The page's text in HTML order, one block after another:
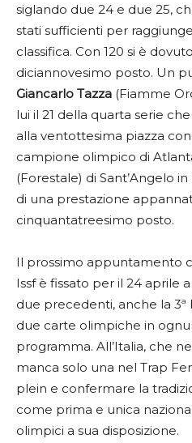
siglando due 24 e due 25,
stati sufficienti per
classifica. Con 120 si è
diciannovesimo posto. Un
Giancarlo Tazza (Fiamme
lui il 21 della quarta serie
alla ventottesima piazza con
campione olimpico di
(Forestale) di Sant’Angelo
di una prestazione
cinquantatreesimo posto.
Il prossimo appuntamento
Issf è fissato per il 24 aprile
due precedenti, anche la
due carte olimpiche in
programma. All’Italia, che
manca solo una nel Trap
plein e confermare la
come prima e unica
olimpici a sua disposizione.